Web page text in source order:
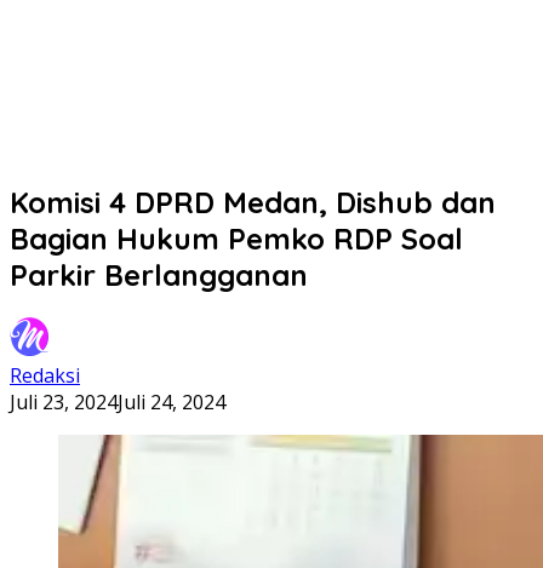
Komisi 4 DPRD Medan, Dishub dan
Bagian Hukum Pemko RDP Soal
Parkir Berlangganan
Redaksi
Juli 23, 2024Juli 24, 2024